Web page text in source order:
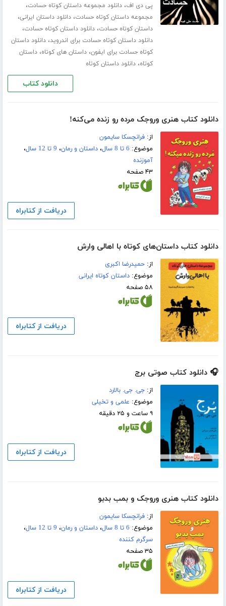
پی دی اف،دانلود مجموعه داستان کوتاه حسادت،
مجموعه داستان کوتاه حسادت،دانلود داستان ایرانی،
داستان کوتاه حسادت،دانلود داستان کوتاه حسادت،
دانلود داستان کوتاه حسادت برای اندروید،دانلود داستان
کوتاه حسادت برای ایفون،داستان های کوتاه،داستان
کوتاه،دانلود داستان کوتاه
دانلود کتاب
دانلود کتاب هنری وروجک مرده رو زنده می‌کنه!
از:فرانچسکا سایمون
موضوع: 6 تا 8 سال ،داستان و رمان، 9 تا 12 سال
،
آموزنده
۴۳ صفحه
دریافت از کتابراه
دانلود کتاب داستان‌های کوتاه با اهالی وارش
از:حمیدرضا اکبری
موضوع:داستان کوتاه ایرانی
۵۸ صفحه
دریافت از کتابراه
🎧 دانلود کتاب صوتی برج
از:جی. جی. بالارد
موضوع: علمی و تخیلی
۹ ساعت و ۲۵ دقیقه
دریافت از کتابراه
دانلود کتاب هنری وروجک و بمب بدبو
از:فرانچسکا سایمون
موضوع: 6 تا 8 سال ،داستان و رمان، 9 تا 12 سال
،
سرگرم کننده
۳۵ صفحه
دریافت از کتابراه